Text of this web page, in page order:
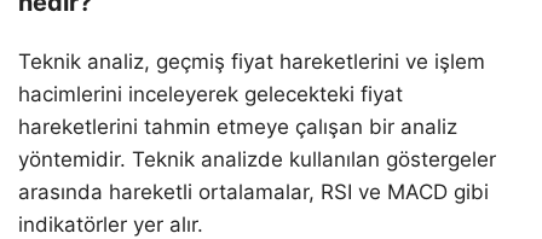
Teknik analiz, geçmiş fiyat hareketlerini ve işlem
hacimlerini inceleyerek gelecekteki fiyat
hareketlerini tahmin etmeye çalışan bir analiz
yöntemidir. Teknik analizde kullanılan göstergeler
arasında hareketli ortalamalar, RSI ve MACD gibi
indikatörler yer alır.